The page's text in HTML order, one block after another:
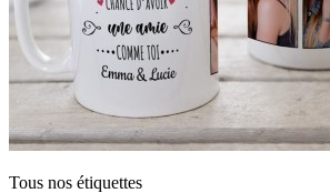
Tous nos étiquettes